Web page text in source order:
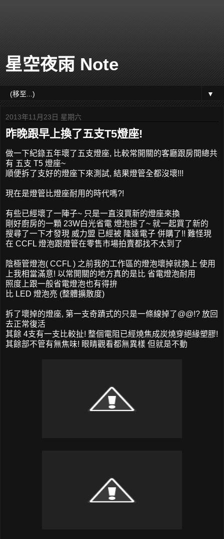
星空夜雨 Note
▼
2013年11月23日 星期六
昨晚跟早上換了五支T5燈座!
做一下紀錄五年壞了五支燈座, 比較常開關的客廳跟房間總共
有 五支 T5 燈座~
順便拆了支好的燈座下來測試, 結果燈管全都沒壞!!!
現在是燈管比燈座耐用的時代嗎?!
有些已經壞了一陣子~ 只是一直沒買新的燈座來換
剛好廚房的一顆 23W白光省電 燈泡掛了~ 就一起買了新的
搜尋了一下才發現 威力盟 已經被 隆達電子 併購了!! 難怪現
在 CCFL 燈泡跟燈管在零售市場拍賣都找不太到了
陰極管燈泡( CCFL ) 之前我的工作區的燈泡壞掉就換上 使用
上我相當滿意! 以常開關的地方真的是比 省電燈泡耐用
照度上跟一般省電燈泡也有得拚
比 LED 燈泡亮 (整體擴散度)
拆了壞掉的燈座, 第一支奇蹟式的只是一條線掉了@@!? 放回
去正常復活
其餘 4支有一支比較扯! 整個電阻已經燒焦成炭燒穿絕緣塑膠!
其餘部不管有無焦味! 眼睛觀看都無異樣 但就是不動